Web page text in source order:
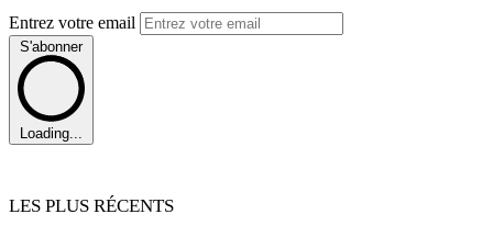
Entrez votre email
S'abonner
Loading...
LES PLUS RÉCENTS